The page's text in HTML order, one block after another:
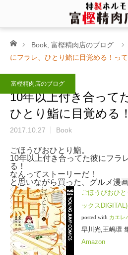
ホームBook 富樫精肉店のブログ
にフラレ、ひとり鮨に目覚める！っ
富樫精肉店のブログ
10年以上付き合って
ひとり鮨に目覚める
2017.10.27 Book
ごほうびおひとり鮨。
10年以上付き合ってた彼にフラ
る！
なんってストーリーだ！
と思いながら買った、グルメ漫画
ごほうびおひ
ックスDIGITAL)
posted with カエレ
早川光,王嶋環
Amazon